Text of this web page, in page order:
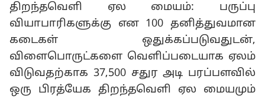
திறந்தவெளி ஏல மையம்: பருப்பு
வியாபாரிகளுக்கு என 100 தனித்துவமான
கடைகள் ஒதுக்கப்படுவதுடன்,
விளைபொருட்களை வெளிப்படையாக ஏலம்
விடுவதற்காக 37,500 சதுர அடி பரப்பளவில்
ஒரு பிரத்யேக திறந்தவெளி ஏல மையமும்